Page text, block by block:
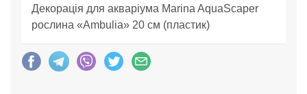
Декорація для акваріума Marina AquaScaper
рослина «Ambulia» 20 см (пластик)